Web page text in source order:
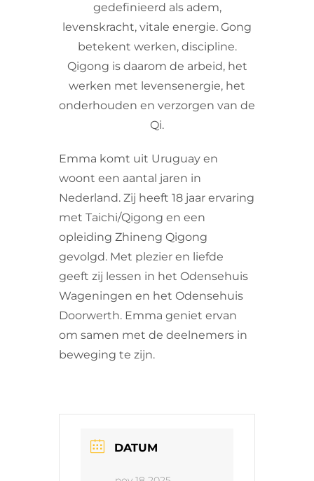
gedefinieerd als adem,
levenskracht, vitale energie. Gong
betekent werken, discipline.
Qigong is daarom de arbeid, het
werken met levensenergie, het
onderhouden en verzorgen van de
Qi.
Emma komt uit Uruguay en
woont een aantal jaren in
Nederland. Zij heeft 18 jaar ervaring
met Taichi/Qigong en een
opleiding Zhineng Qigong
gevolgd. Met plezier en liefde
geeft zij lessen in het Odensehuis
Wageningen en het Odensehuis
Doorwerth. Emma geniet ervan
om samen met de deelnemers in
beweging te zijn.
DATUM